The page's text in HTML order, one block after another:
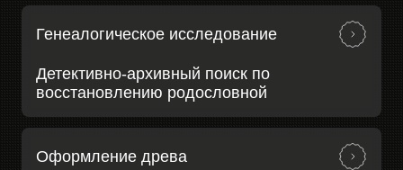
Генеалогическое исследование
Детективно-архивный поиск по
восстановлению родословной
Оформление древа